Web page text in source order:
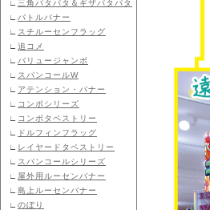
∟ 三角パタパタ＆ギザパタパタ
∟ バトルバナー
∟ スチルーセンフラッグ
∟ 追コメ
∟ バリュージャンボ
∟ スパンコールW
∟ アテンション・バナー
∟ コンポシリーズ
∟ コンポタペストリー
∟
ドルフィンフラッグ
∟ レイヤードタペストリー
∟ スパンコールシリーズ
∟ 屋外用ルーセンバナー
∟ 島上ルーセンバナー
∟ のぼり